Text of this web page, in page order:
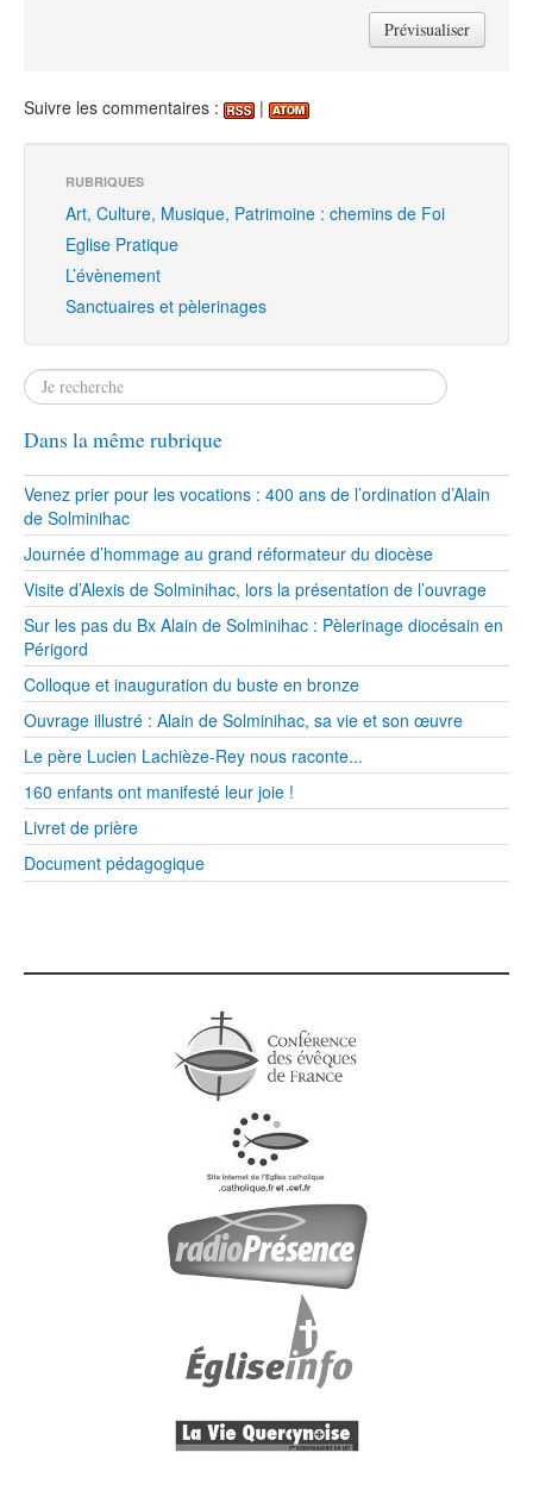
Suivre les commentaires : |
RUBRIQUES
Art, Culture, Musique, Patrimoine : chemins de Foi
Eglise Pratique
L’évènement
Sanctuaires et pèlerinages
Dans la même rubrique
Venez prier pour les vocations : 400 ans de l’ordination d’Alain
de Solminihac
Journée d’hommage au grand réformateur du diocèse
Visite d’Alexis de Solminihac, lors la présentation de l’ouvrage
Sur les pas du Bx Alain de Solminihac : Pèlerinage diocésain en
Périgord
Colloque et inauguration du buste en bronze
Ouvrage illustré : Alain de Solminihac, sa vie et son œuvre
Le père Lucien Lachièze-Rey nous raconte...
160 enfants ont manifesté leur joie !
Livret de prière
Document pédagogique